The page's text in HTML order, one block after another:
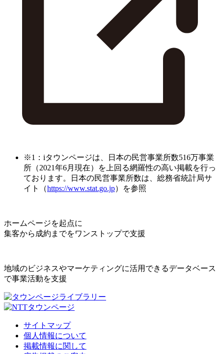
※1：iタウンページは、日本の民営事業所数516万事業
所（2021年6月現在）を上回る網羅性の高い掲載を行っ
ております。日本の民営事業所数は、総務省統計局サ
イト（https://www.stat.go.jp）を参照
ホームページを起点に
集客から成約までをワンストップで支援
地域のビジネスやマーケティングに活用できるデータベース
で事業活動を支援
サイトマップ
個人情報について
掲載情報に関して